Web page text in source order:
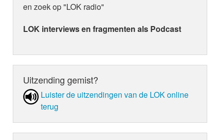
en zoek op "LOK radio"
LOK interviews en fragmenten als Podcast
Uitzending gemist?
Luister de uit­zen­din­gen van de LOK online
terug